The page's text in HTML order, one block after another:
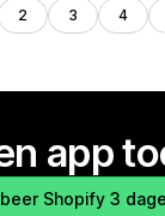
2 3 4
app
Shopify 3